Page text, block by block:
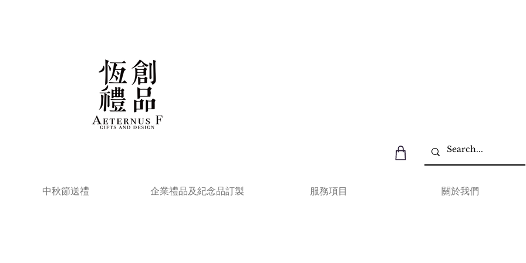
中秋節送禮 企業禮品及紀念品訂製 服務項目 關於我們